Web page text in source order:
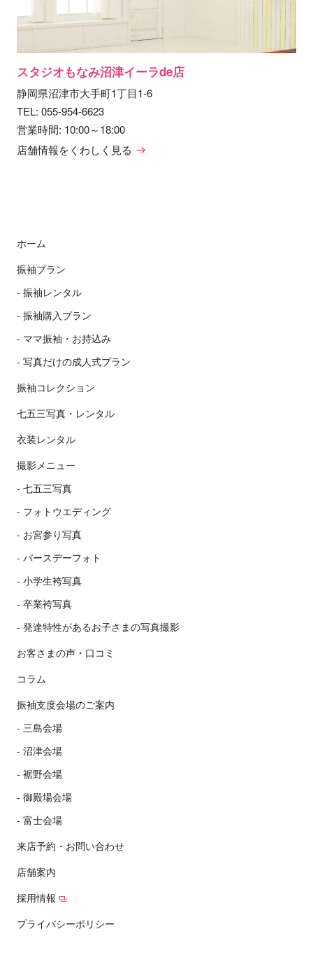
スタジオもなみ沼津イーラde店
静岡県沼津市大手町1丁目1-6
TEL: 055-954-6623
営業時間: 10:00～18:00
店舗情報をくわしく見る
ホーム
振袖プラン
振袖レンタル
振袖購入プラン
ママ振袖・お持込み
写真だけの成人式プラン
振袖コレクション
七五三写真・レンタル
衣装レンタル
撮影メニュー
七五三写真
フォトウエディング
お宮参り写真
バースデーフォト
小学生袴写真
卒業袴写真
発達特性があるお子さまの写真撮影
お客さまの声・口コミ
コラム
振袖支度会場のご案内
三島会場
沼津会場
裾野会場
御殿場会場
富士会場
来店予約・お問い合わせ
店舗案内
採用情報
プライバシーポリシー